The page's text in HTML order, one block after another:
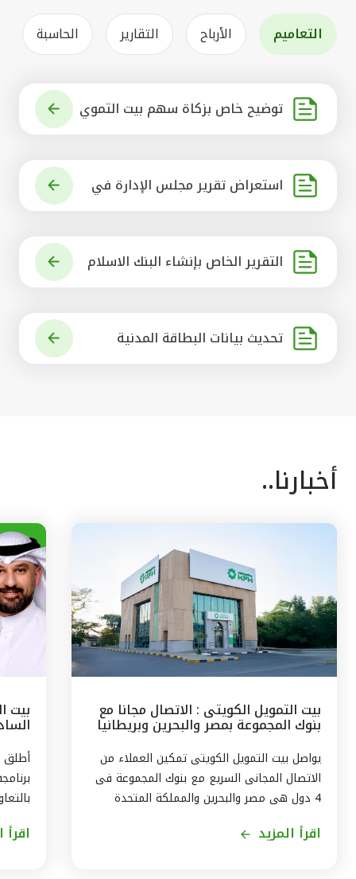
التعاميم الأرباح التقارير الحاسبة
توضيح خاص بزكاة سهم بيت التموي
استعراض تقرير مجلس الإدارة في
التقرير الخاص بإنشاء البنك الاسلام
تحديث بيانات البطاقة المدنية
أخبارنا..
بيت التمويل الكويتى : الاتصال مجانا مع
بنوك المجموعة بمصر والبحرين وبريطانيا
وتركيا
يواصل بيت التمويل الكويتى تمكين العملاء من
الاتصال المجانى السريع مع بنوك المجموعة فى
4 دول هى مصر والبحرين والمملكة المتحدة
اقرأ المزيد
بيت
أطلق
اقرأ